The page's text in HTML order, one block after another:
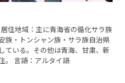
住地域：主に青海省の循化サラ族
族・トンシャン族・サラ族自治県
ている。その他は青海、甘粛、新
。 言語：アルタイ語